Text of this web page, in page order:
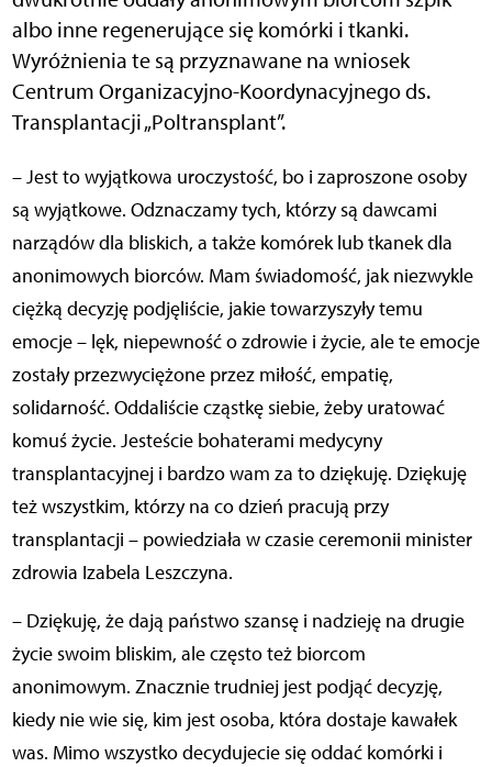
albo inne regenerujące się komórki i tkanki.
Wyróżnienia te są przyznawane na wniosek
Centrum Organizacyjno-Koordynacyjnego ds.
Transplantacji„Poltransplant”.
– Jest to wyjątkowa uroczystość, bo i zaproszone osoby
są wyjątkowe. Odznaczamy tych, którzy są dawcami
narządów dla bliskich, a także komórek lub tkanek dla
anonimowych biorców. Mam świadomość, jak niezwykle
ciężką decyzję podjęliście, jakie towarzyszyły temu
emocje – lęk, niepewność o zdrowie i życie, ale te emocje
zostały przezwyciężone przez miłość, empatię,
solidarność. Oddaliście cząstkę siebie, żeby uratować
komuś życie. Jesteście bohaterami medycyny
transplantacyjnej i bardzo wam za to dziękuję. Dziękuję
też wszystkim, którzy na co dzień pracują przy
transplantacji – powiedziała w czasie ceremonii minister
zdrowia Izabela Leszczyna.
– Dziękuję, że dają państwo szansę i nadzieję na drugie
życie swoim bliskim, ale często też biorcom
anonimowym. Znacznie trudniej jest podjąć decyzję,
kiedy nie wie się, kim jest osoba, która dostaje kawałek
was. Mimo wszystko decydujecie się oddać komórki i